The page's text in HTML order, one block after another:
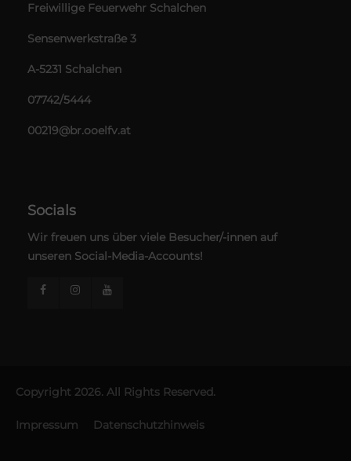
Freiwillige Feuerwehr Schalchen
Sensenwerkstraße 3
A-5231 Schalchen
07742/5444
00219@br.ooelfv.at
Socials
Wir freuen uns über viele Besucher/-innen auf
unseren Social-Media-Accounts!
Copyright 2026. All Rights Reserved.
Impressum Datenschutzhinweis